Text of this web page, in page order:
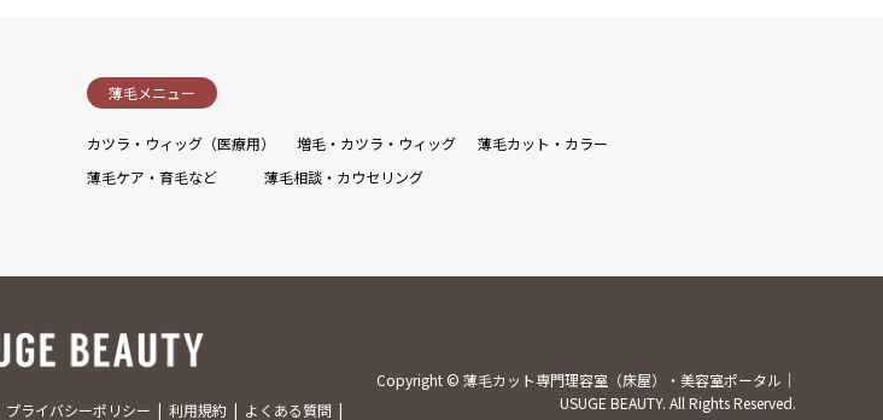
薄毛メニュー
カツラ・ウィッグ（医療用） 増毛・カツラ・ウィッグ
薄毛カット・カラー
薄毛ケア・育毛など
薄毛相談・カウセリング
プライバシーポリシー 利用規約 よくある質問
Copyright © 薄毛カット専門理容室（床屋）・美容室ポータル｜
USUGE BEAUTY. All Rights Reserved.